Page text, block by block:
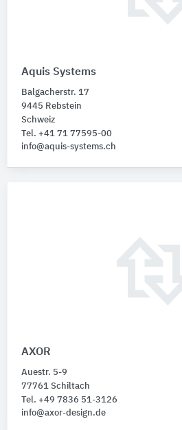
Aquis Systems
Balgacherstr. 17
9445 Rebstein
Schweiz
Tel. +41 71 77595-00
info@aquis-systems.ch
AXOR
Auestr. 5-9
77761 Schiltach
Tel. +49 7836 51-3126
info@axor-design.de